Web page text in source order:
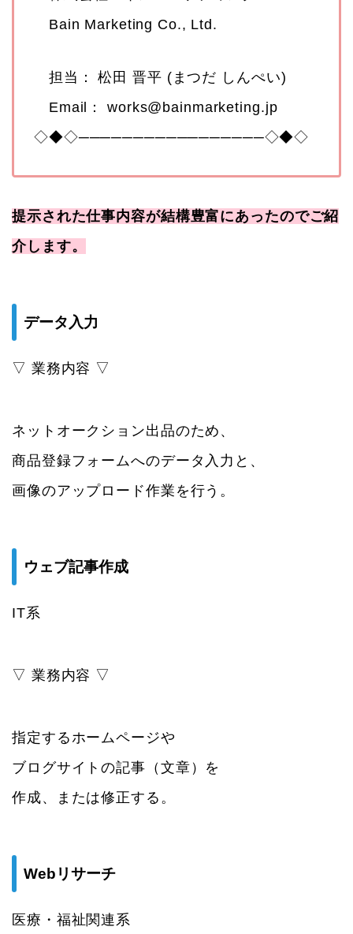
Bain Marketing Co., Ltd.
担当： 松田 晋平 (まつだ しんぺい)
Email： works@bainmarketing.jp
◇◆◇─────────────────◇◆◇
提示された仕事内容が結構豊富にあったのでご紹
介します。
データ入力
▽ 業務内容 ▽
ネットオークション出品のため、
商品登録フォームへのデータ入力と、
画像のアップロード作業を行う。
ウェブ記事作成
IT系
▽ 業務内容 ▽
指定するホームページや
ブログサイトの記事（文章）を
作成、または修正する。
Webリサーチ
医療・福祉関連系